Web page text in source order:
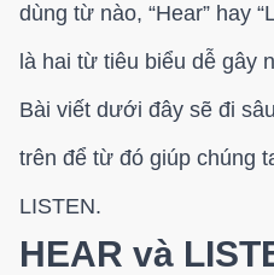
dùng từ nào, “Hear” hay
là hai từ tiêu biểu dễ gây
Bài viết dưới đây sẽ đi
trên để từ đó giúp chúng
LISTEN.
HEAR và